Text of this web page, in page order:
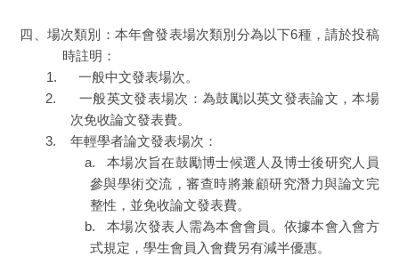
四、場次類別：本年會發表場次類別分為以下6種，請於投稿
時註明：
1. 一般中文發表場次。
2. 一般英文發表場次：為鼓勵以英文發表論文，本場
次免收論文發表費。
3. 年輕學者論文發表場次：
a. 本場次旨在鼓勵博士候選人及博士後研究人員
參與學術交流，審查時將兼顧研究潛力與論文完
整性，並免收論文發表費。
b. 本場次發表人需為本會會員。依據本會入會方
式規定，學生會員入會費另有減半優惠。